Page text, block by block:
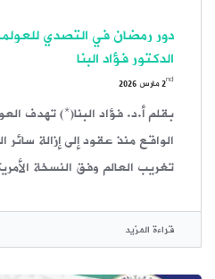
دور رمضان في التصدي
الدكتور فؤاد البنا
2nd مارس 2026
بقلم أ.د. فؤاد البنا(*) تهدف
الواقع منذ عقود إلى إزالة
تغريب العالم وفق النسخة
قراءة المزيد